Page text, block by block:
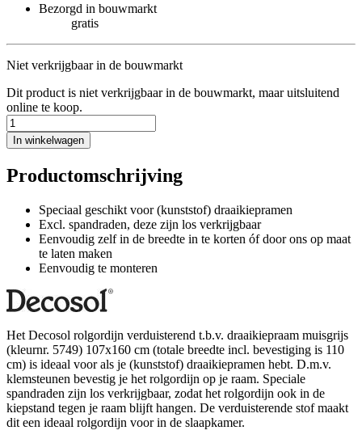
Bezorgd in bouwmarkt
gratis
Niet verkrijgbaar in de bouwmarkt
Dit product is niet verkrijgbaar in de bouwmarkt, maar uitsluitend
online te koop.
In winkelwagen
Productomschrijving
Speciaal geschikt voor (kunststof) draaikiepramen
Excl. spandraden, deze zijn los verkrijgbaar
Eenvoudig zelf in de breedte in te korten óf door ons op maat
te laten maken
Eenvoudig te monteren
Het Decosol rolgordijn verduisterend t.b.v. draaikiepraam muisgrijs
(kleurnr. 5749) 107x160 cm (totale breedte incl. bevestiging is 110
cm) is ideaal voor als je (kunststof) draaikiepramen hebt. D.m.v.
klemsteunen bevestig je het rolgordijn op je raam. Speciale
spandraden zijn los verkrijgbaar, zodat het rolgordijn ook in de
kiepstand tegen je raam blijft hangen. De verduisterende stof maakt
dit een ideaal rolgordijn voor in de slaapkamer.